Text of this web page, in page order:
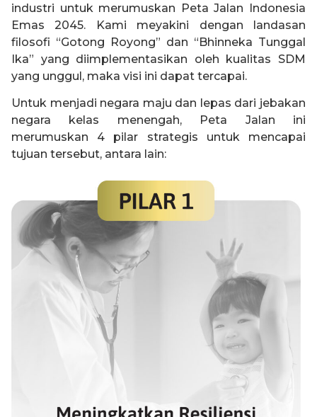
industri untuk merumuskan Peta Jalan Indonesia
Emas 2045. Kami meyakini dengan landasan
filosofi “Gotong Royong” dan “Bhinneka Tunggal
Ika” yang diimplementasikan oleh kualitas SDM
yang unggul, maka visi ini dapat tercapai.
Untuk menjadi negara maju dan lepas dari jebakan
negara kelas menengah, Peta Jalan ini
merumuskan 4 pilar strategis untuk mencapai
tujuan tersebut, antara lain: